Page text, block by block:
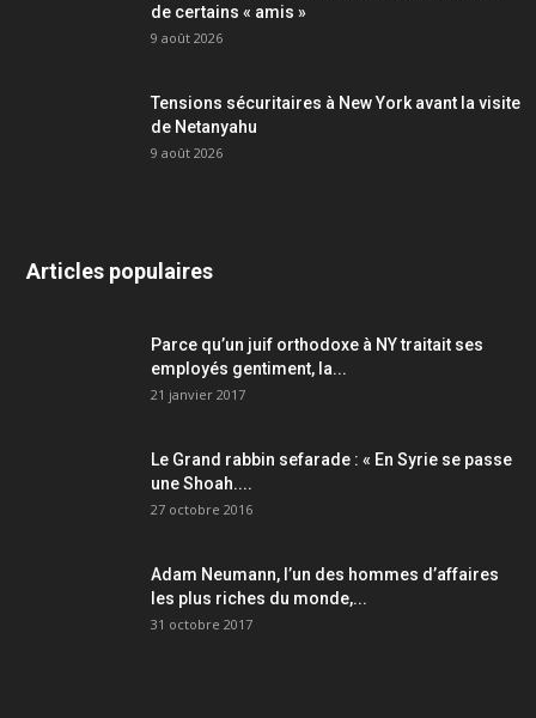
de certains « amis »
9 août 2026
Tensions sécuritaires à New York avant la visite
de Netanyahu
9 août 2026
Articles populaires
Parce qu’un juif orthodoxe à NY traitait ses
employés gentiment, la...
21 janvier 2017
Le Grand rabbin sefarade : « En Syrie se passe
une Shoah....
27 octobre 2016
Adam Neumann, l’un des hommes d’affaires
les plus riches du monde,...
31 octobre 2017